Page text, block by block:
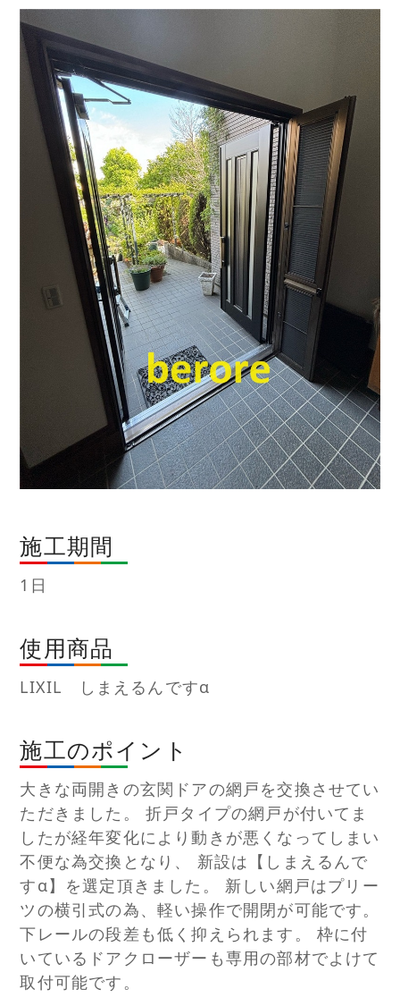
施工期間
1日
使用商品
LIXIL しまえるんですα
施工のポイント
大きな両開きの玄関ドアの網戸を交換させてい
ただきました。 折戸タイプの網戸が付いてま
したが経年変化により動きが悪くなってしまい
不便な為交換となり、 新設は【しまえるんで
すα】を選定頂きました。 新しい網戸はプリー
ツの横引式の為、軽い操作で開閉が可能です。
下レールの段差も低く抑えられます。 枠に付
いているドアクローザーも専用の部材でよけて
取付可能です。